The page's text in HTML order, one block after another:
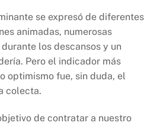
se expresó de diferentes
animadas, numerosas
los descansos y un
Pero el indicador más
optimismo fue, sin duda, el
colecta.
de contratar a nuestro